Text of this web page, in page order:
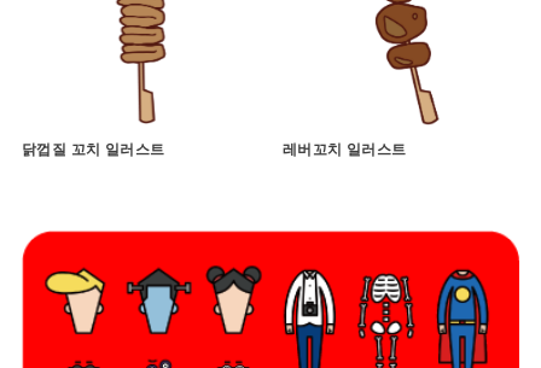
닭껍질 꼬치 일러스트 레버꼬치 일러스트